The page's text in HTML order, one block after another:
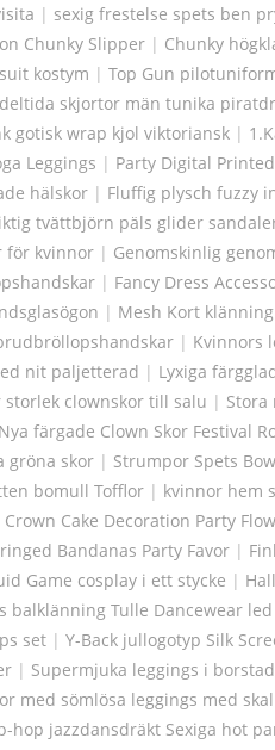
| sexig frestelse spets ben
Chunky Slipper | Chunky
kostym | Top Gun
skjortor män tunika
gotisk wrap kjol viktoriansk |
Leggings | Party Digital
hälskor | Fluffig plysch fuzzy
tvättbjörn päls glider
för kvinnor | Genomskinlig
| Fancy Dress
| Mesh Kort
| Kvinnors
nit paljetterad | Lyxiga
clownskor till salu | Stora
Nya färgade Clown Skor Festival
gröna skor | Strumpor Spets
bomull Tofflor | kvinnor hem
Cake Decoration Party
Bandanas Party Favor |
Game cosplay i ett stycke |
balklänning Tulle Dancewear
set | Y-Back jullogotyp Silk
| Supermjuka leggings i
med sömlösa leggings med
hop jazzdansdräkt Sexiga hot